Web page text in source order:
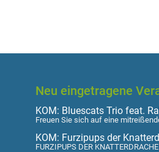
Neu eingetragene
KOM: Bluescats Trio feat.
Freuen Sie sich auf eine
KOM: Furzipups der
FURZIPUPS DER